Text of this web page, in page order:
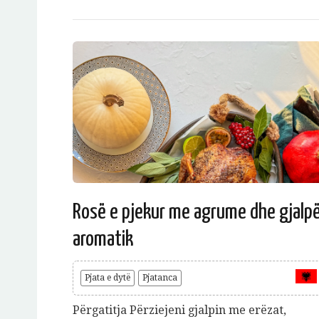
Rosë e pjekur me agrume dhe
aromatik
Pjata e dytë Pjatanca
Përgatitja Përziejeni gjalpin me erëzat,